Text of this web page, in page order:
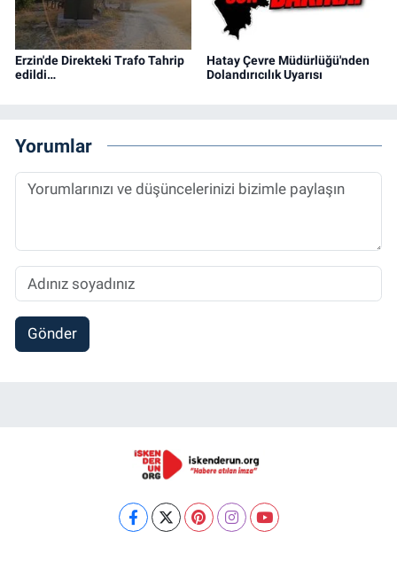
Erzin'de Direkteki Trafo Tahrip
edildi…
Hatay Çevre Müdürlüğü'nden
Dolandırıcılık Uyarısı
Yorumlar
Gönder